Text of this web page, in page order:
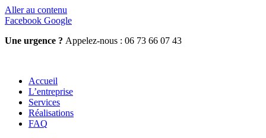
Aller au contenu
Facebook Google
Une urgence ? Appelez-nous : 06 73 66 07 43
Accueil
L’entreprise
Services
Réalisations
FAQ